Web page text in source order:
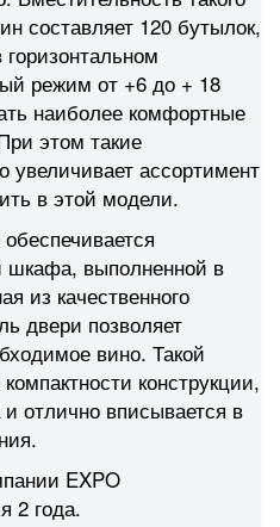
составляет 120 бутылок,
режим от +6 до + 18
наиболее комфортные
этом такие
увеличивает ассортимент
в этой модели.
шкафа, выполненной в
из качественного
двери позволяет
вино. Такой
конструкции,
отлично вписывается в
EXPO
2 года.